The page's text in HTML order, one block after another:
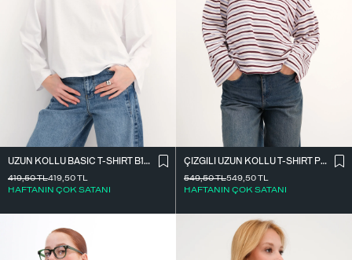
UZUN KOLLU BASIC T-SHIRT B10571
419,50TL
HAFTANIN ÇOK SATANI
419,50TL
ÇIZGILI UZUN KOLLU T-SHIRT P10550
549,50TL
HAFTANIN ÇOK SATANI
549,50TL